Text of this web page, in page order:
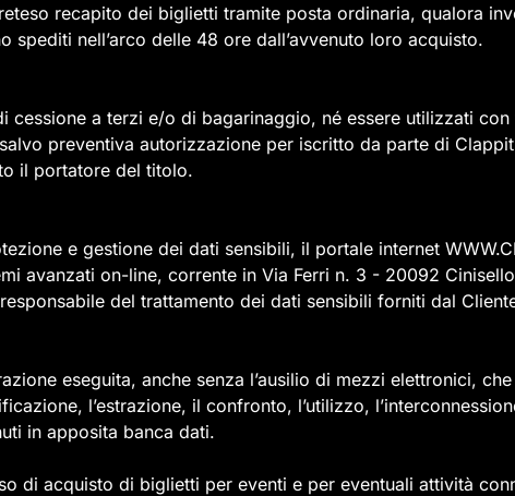
recapito dei biglietti tramite posta ordinaria, qualora
nell’arco delle 48 ore dall’avvenuto loro acquisto.
cessione a terzi e/o di bagarinaggio, né essere utilizzati
preventiva autorizzazione per iscritto da parte di
il portatore del titolo.
e gestione dei dati sensibili, il portale internet
avanzati on-line, corrente in Via Ferri n. 3 - 20092
del trattamento dei dati sensibili forniti dal
eseguita, anche senza l’ausilio di mezzi elettronici,
l’estrazione, il confronto, l’utilizzo,
in apposita banca dati.
di acquisto di biglietti per eventi e per eventuali attività